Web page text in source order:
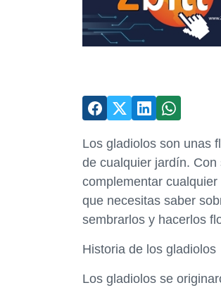
Los gladiolos son unas
de cualquier jardín.
complementar
que necesitas saber
sembrarlos y hacerlos
Historia de los gladiolos
Los gladiolos se